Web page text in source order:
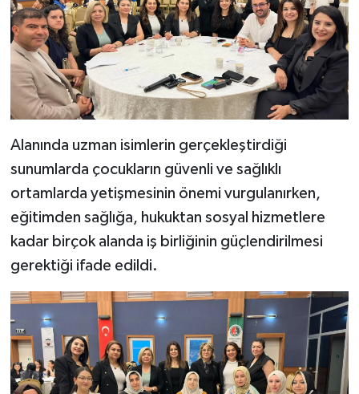
Alanında uzman isimlerin gerçekleştirdiği
sunumlarda çocukların güvenli ve sağlıklı
ortamlarda yetişmesinin önemi vurgulanırken,
eğitimden sağlığa, hukuktan sosyal hizmetlere
kadar birçok alanda iş birliğinin güçlendirilmesi
gerektiği ifade edildi.
BÖLGEDEN
BİLİM TEKNOLOJİ
ASAYİŞ
ÇEVRE
BİLİM VE TEKNOLOJİ
YARIŞMALAR
TANITIM
HABERDE İNSAN